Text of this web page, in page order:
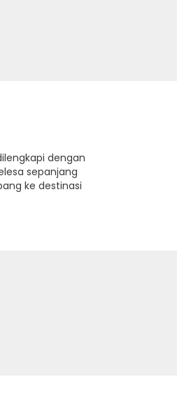
dengan
sepanjang
ke destinasi